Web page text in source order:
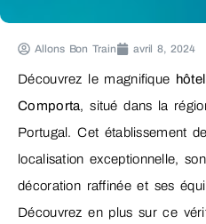
Allons Bon Train avril 8, 2024
Découvrez le magnifique
Comporta, situé dans la
Portugal. Cet établissement
localisation exceptionnelle,
décoration raffinée et ses
Découvrez en plus sur ce